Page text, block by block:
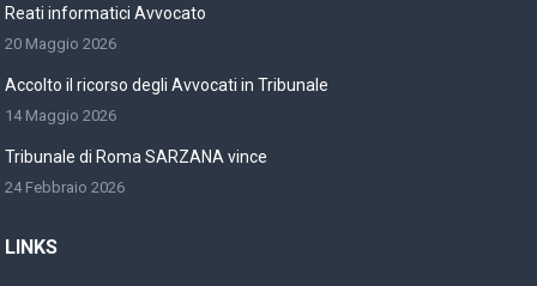
Reati informatici Avvocato
20 Maggio 2026
Accolto il ricorso degli Avvocati in Tribunale
14 Maggio 2026
Tribunale di Roma SARZANA vince
24 Febbraio 2026
LINKS